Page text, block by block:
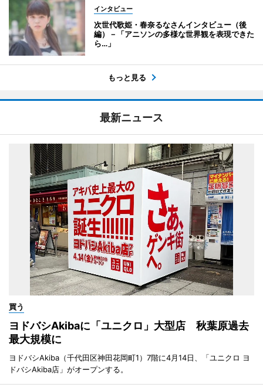
インタビュー
次世代歌姫・春奈るなさんインタビュー（後
編）－「アニソンの多様な世界観を表現できた
ら…」
もっと見る
最新ニュース
買う
ヨドバシAkibaに「ユニクロ」大型店 秋葉原過去
最大規模に
ヨドバシAkiba（千代田区神田花岡町1）7階に4月14日、「ユニクロ ヨ
ドバシAkiba店」がオープンする。